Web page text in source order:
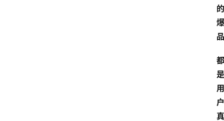
的
爆
品
都
是
用
户
真